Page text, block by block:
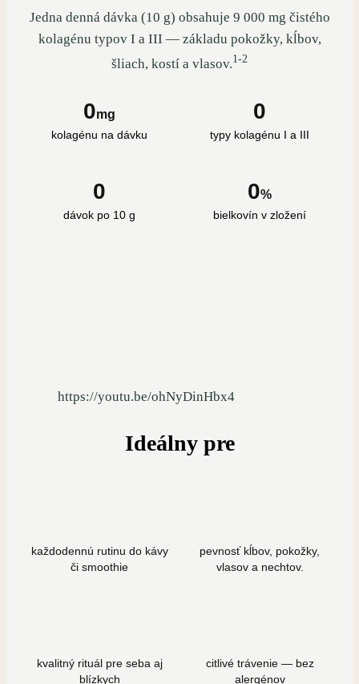
Jedna denná dávka (10 g) obsahuje 9 000 mg čistého
kolagénu typov I a III — základu pokožky, kĺbov,
šliach, kostí a vlasov.1-2
0mg
kolagénu na dávku
0
typy kolagénu I a III
0
dávok po 10 g
0%
bielkovín v zložení
https://youtu.be/ohNyDinHbx4
Ideálny pre
každodennú rutinu do kávy
či smoothie
pevnosť kĺbov, pokožky,
vlasov a nechtov.
kvalitný rituál pre seba aj
blízkych
citlivé trávenie — bez
alergénov